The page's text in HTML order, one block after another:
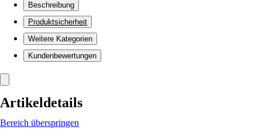
Beschreibung
Produktsicherheit
Weitere Kategorien
Kundenbewertungen
Artikeldetails
Bereich überspringen